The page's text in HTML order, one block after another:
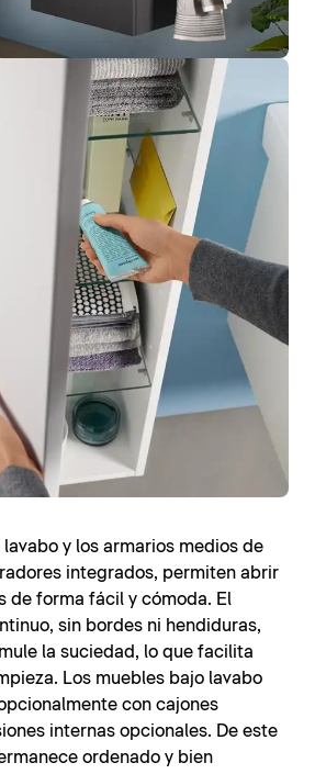
lavabo y los armarios medios de
integrados, permiten abrir
de forma fácil y cómoda. El
sin bordes ni hendiduras,
la suciedad, lo que facilita
Los muebles bajo lavabo
con cajones
internas opcionales. De este
ordenado y bien